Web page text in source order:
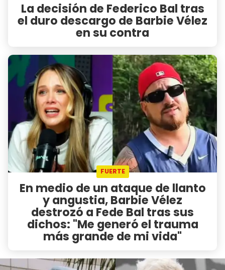
La decisión de Federico Bal tras
el duro descargo de Barbie Vélez
en su contra
FUERTE
En medio de un ataque de llanto
y angustia, Barbie Vélez
destrozó a Fede Bal tras sus
dichos: "Me generó el trauma
más grande de mi vida"